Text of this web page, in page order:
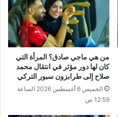
من هي ماجي صادق؟ المرأة التي
كان لها دور مؤثر في انتقال محمد
صلاح إلى طرابزون سبور التركي
الخميس 6 أغسطس 2026 الساعة
12:59 ص